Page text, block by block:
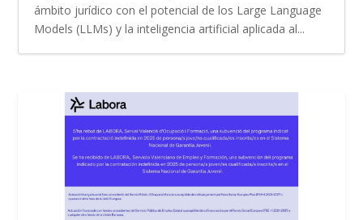
ámbito jurídico con el potencial de los Large Language
Models (LLMs) y la inteligencia artificial aplicada al...